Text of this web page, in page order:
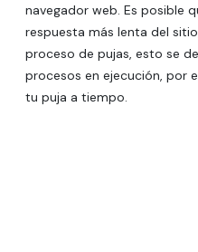
navegador web. Es posible
respuesta más lenta del
proceso de pujas, esto se
procesos en ejecución, por
tu puja a tiempo.